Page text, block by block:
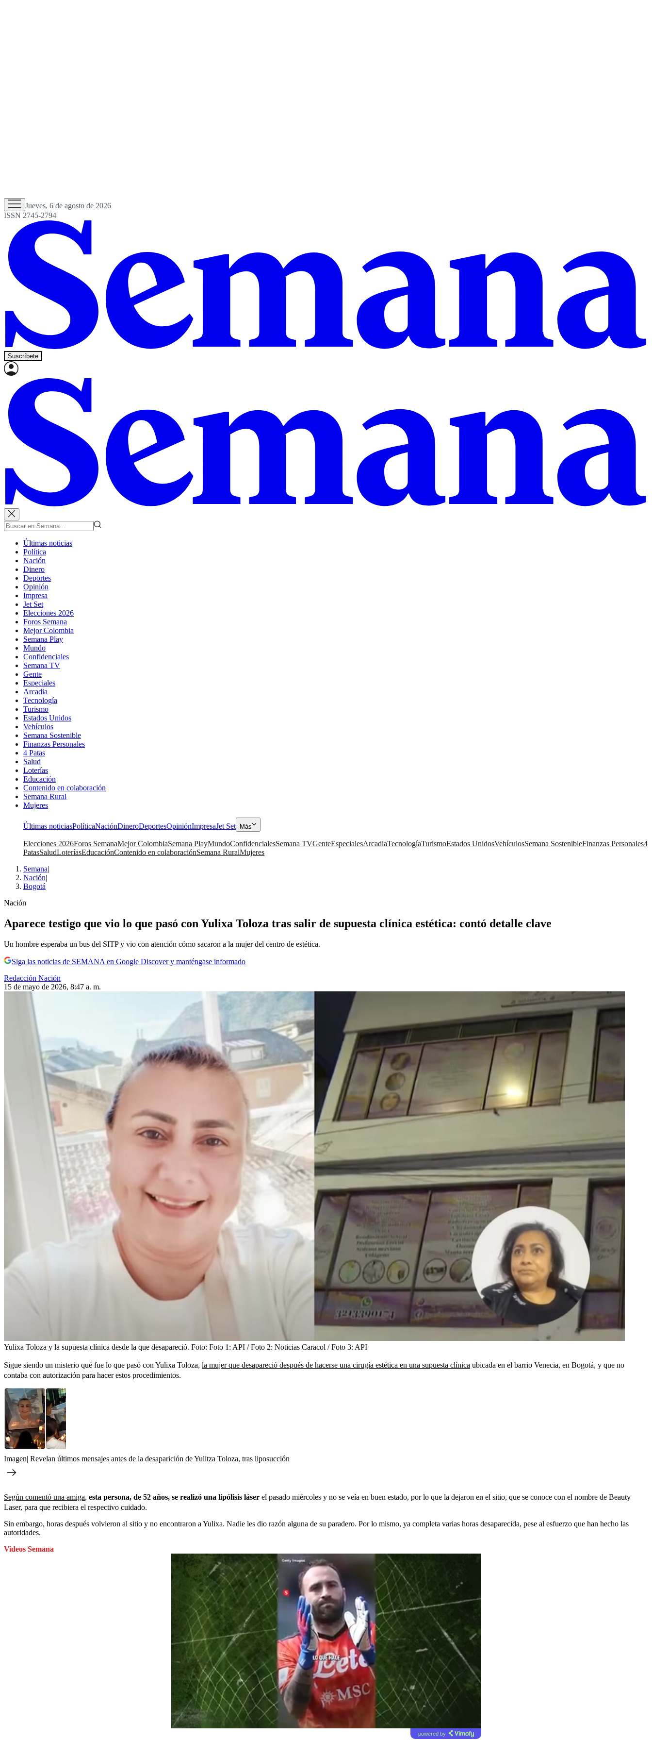
Jueves, 6 de agosto de 2026
ISSN 2745-2794
Suscríbete
Últimas noticias
Política
Nación
Dinero
Deportes
Opinión
Impresa
Jet Set
Elecciones 2026
Foros Semana
Mejor Colombia
Semana Play
Mundo
Confidenciales
Semana TV
Gente
Especiales
Arcadia
Tecnología
Turismo
Estados Unidos
Vehículos
Semana Sostenible
Finanzas Personales
4 Patas
Salud
Loterías
Educación
Contenido en colaboración
Semana Rural
Mujeres
Últimas noticiasPolíticaNaciónDineroDeportesOpiniónImpresaJet Set Más
Elecciones 2026Foros SemanaMejor ColombiaSemana PlayMundoConfidencialesSemana TVGenteEspecialesArcadiaTecnologíaTurismoEstados UnidosVehículosSemana SostenibleFinanzas Personales4
PatasSaludLoteríasEducaciónContenido en colaboraciónSemana RuralMujeres
Semana|
Nación|
Bogotá
Nación
Aparece testigo que vio lo que pasó con Yulixa Toloza tras salir de supuesta clínica estética: contó detalle clave
Un hombre esperaba un bus del SITP y vio con atención cómo sacaron a la mujer del centro de estética.
Siga las noticias de SEMANA en Google Discover y manténgase informado
Redacción Nación
15 de mayo de 2026, 8:47 a. m.
Yulixa Toloza y la supuesta clínica desde la que desapareció. Foto: Foto 1: API / Foto 2: Noticias Caracol / Foto 3: API
Sigue siendo un misterio qué fue lo que pasó con Yulixa Toloza, la mujer que desapareció después de hacerse una cirugía estética en una supuesta clínica ubicada en el barrio Venecia, en Bogotá, y que no
contaba con autorización para hacer estos procedimientos.
Imagen| Revelan últimos mensajes antes de la desaparición de Yulitza Toloza, tras liposucción
Según comentó una amiga, esta persona, de 52 años, se realizó una lipólisis láser el pasado miércoles y no se veía en buen estado, por lo que la dejaron en el sitio, que se conoce con el nombre de Beauty
Laser, para que recibiera el respectivo cuidado.
Sin embargo, horas después volvieron al sitio y no encontraron a Yulixa. Nadie les dio razón alguna de su paradero. Por lo mismo, ya completa varias horas desaparecida, pese al esfuerzo que han hecho las
autoridades.
Videos Semana
powered by